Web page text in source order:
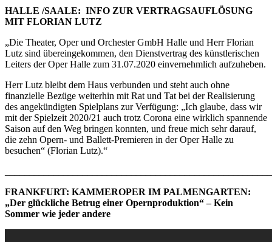
HALLE /SAALE: INFO ZUR VERTRAGSAUFLÖSUNG
MIT FLORIAN LUTZ
„Die Theater, Oper und Orchester GmbH Halle und Herr Florian
Lutz sind übereingekommen, den Dienstvertrag des künstlerischen
Leiters der Oper Halle zum 31.07.2020 einvernehmlich aufzuheben.
Herr Lutz bleibt dem Haus verbunden und steht auch ohne
finanzielle Bezüge weiterhin mit Rat und Tat bei der Realisierung
des angekündigten Spielplans zur Verfügung: „Ich glaube, dass wir
mit der Spielzeit 2020/21 auch trotz Corona eine wirklich spannende
Saison auf den Weg bringen konnten, und freue mich sehr darauf,
die zehn Opern- und Ballett-Premieren in der Oper Halle zu
besuchen“ (Florian Lutz).“
FRANKFURT: KAMMEROPER IM PALMENGARTEN:
„Der glückliche Betrug einer Opernproduktion“ – Kein
Sommer wie jeder andere